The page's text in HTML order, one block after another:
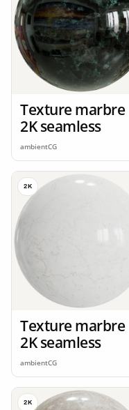
Texture marbre
2K seamless
ambientCG
2K
Texture marbre
2K seamless
ambientCG
2K